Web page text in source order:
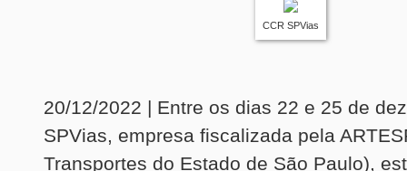
CCR SPVias
20/12/2022 | Entre os dias 22 e 25 de
SPVias, empresa fiscalizada pela
Transportes do Estado de São Paulo),